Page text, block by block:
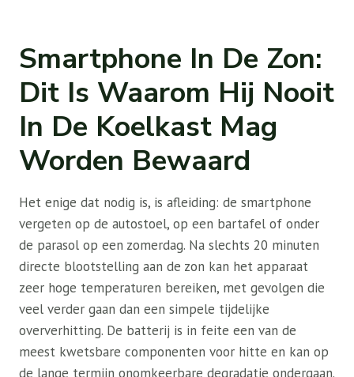
Smartphone In De Zon:
Dit Is Waarom Hij Nooit
In De Koelkast Mag
Worden Bewaard
Het enige dat nodig is, is afleiding: de smartphone
vergeten op de autostoel, op een bartafel of onder
de parasol op een zomerdag. Na slechts 20 minuten
directe blootstelling aan de zon kan het apparaat
zeer hoge temperaturen bereiken, met gevolgen die
veel verder gaan dan een simpele tijdelijke
oververhitting. De batterij is in feite een van de
meest kwetsbare componenten voor hitte en kan op
de lange termijn onomkeerbare degradatie ondergaan.